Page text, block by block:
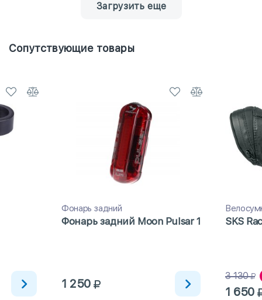
Загрузить еще
Сопутствующие товары
Фонарь задний
Фонарь задний Moon Pulsar 1
1 250
SKS
3 130
1 650